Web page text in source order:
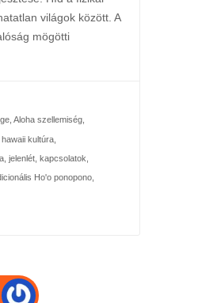
világok között. A
mögötti
, Aloha szellemiség,
hawaii kultúra,
, jelenlét, kapcsolatok
Ho'o ponopono,